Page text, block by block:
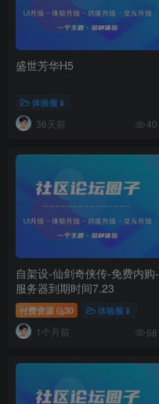
盛世芳华H5
体验服📱
36天前 40
自架设-仙剑奇侠传-免费内购-
服务器到期时间7.23
付费资源 30 体验服📱
1个月前 68